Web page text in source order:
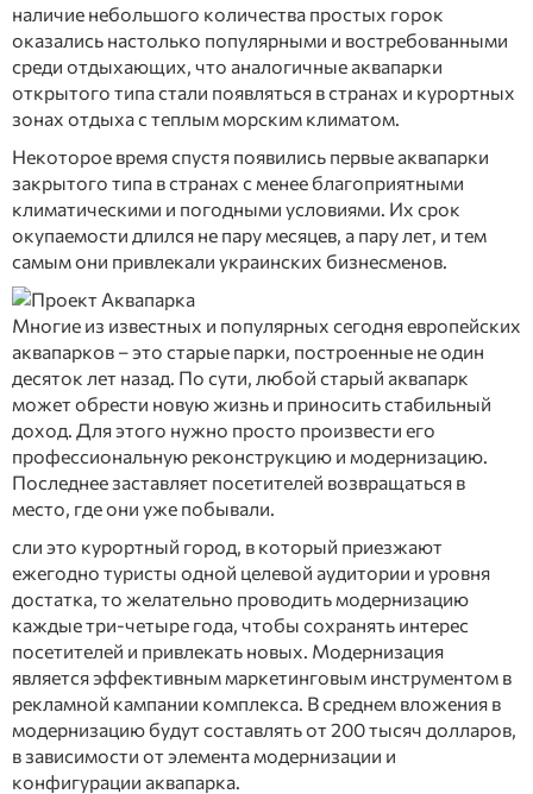
наличие небольшого количества простых горок
оказались настолько популярными и востребованными
среди отдыхающих, что аналогичные аквапарки
открытого типа стали появляться в странах и курортных
зонах отдыха с теплым морским климатом.
Некоторое время спустя появились первые аквапарки
закрытого типа в странах с менее благоприятными
климатическими и погодными условиями. Их срок
окупаемости длился не пару месяцев, а пару лет, и тем
самым они привлекали украинских бизнесменов.
Многие из известных и популярных сегодня европейских
аквапарков – это старые парки, построенные не один
десяток лет назад. По сути, любой старый аквапарк
может обрести новую жизнь и приносить стабильный
доход. Для этого нужно просто произвести его
профессиональную реконструкцию и модернизацию.
Последнее заставляет посетителей возвращаться в
место, где они уже побывали.
сли это курортный город, в который приезжают
ежегодно туристы одной целевой аудитории и уровня
достатка, то желательно проводить модернизацию
каждые три-четыре года, чтобы сохранять интерес
посетителей и привлекать новых. Модернизация
является эффективным маркетинговым инструментом в
рекламной кампании комплекса. В среднем вложения в
модернизацию будут составлять от 200 тысяч долларов,
в зависимости от элемента модернизации и
конфигурации аквапарка.